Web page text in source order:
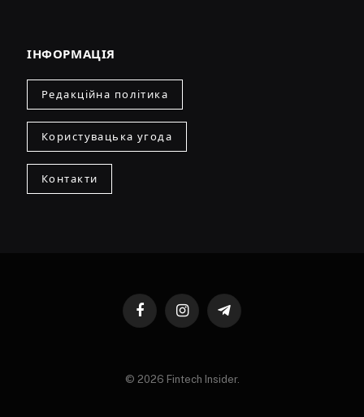
ІНФОРМАЦІЯ
Редакційна політика
Користувацька угода
Контакти
FacebookInstagramTelegram
© 2026 Fintech Insider.